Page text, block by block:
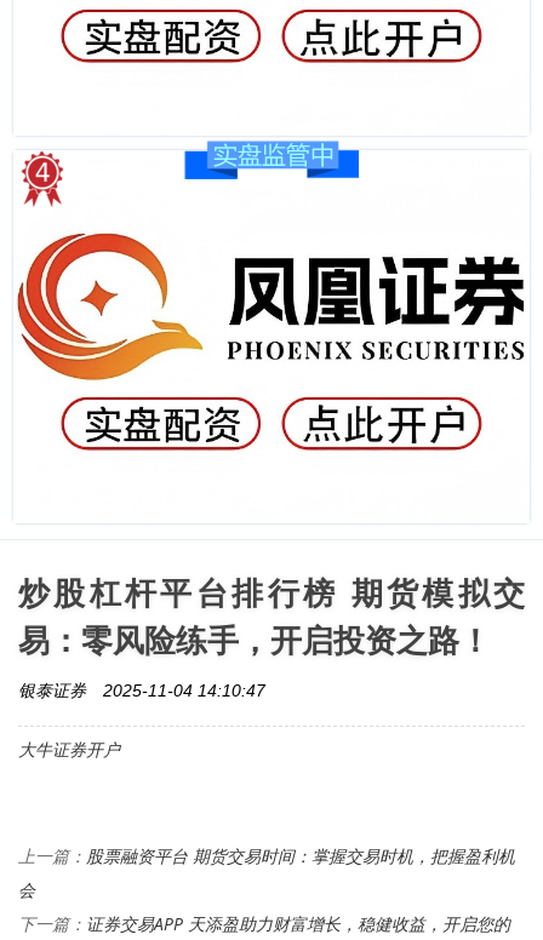
炒股杠杆平台排行榜 期货模拟交
易：零风险练手，开启投资之路！
银泰证券 2025-11-04 14:10:47
大牛证券开户
上一篇： 股票融资平台 期货交易时间：掌握交易时机，把握盈利机
会
下一篇： 证券交易APP 天添盈助力财富增长，稳健收益，开启您的